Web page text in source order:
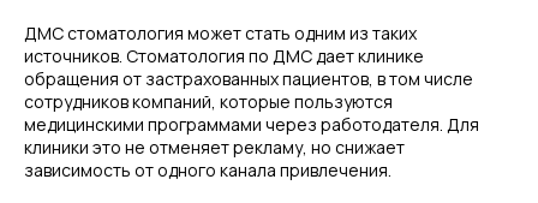
ДМС стоматология может стать одним из таких
источников. Стоматология по ДМС дает клинике
обращения от застрахованных пациентов, в том числе
сотрудников компаний, которые пользуются
медицинскими программами через работодателя. Для
клиники это не отменяет рекламу, но снижает
зависимость от одного канала привлечения.